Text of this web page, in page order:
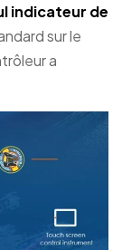
indicateur de
sur le
a